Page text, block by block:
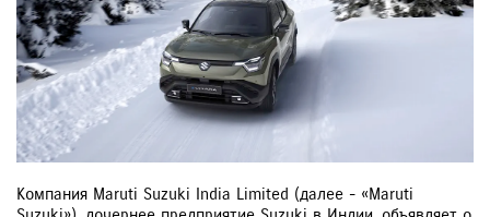
Компания Maruti Suzuki India Limited (далее - «Maruti